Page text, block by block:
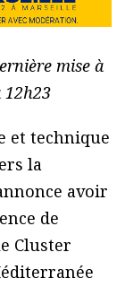
mise à
12h23
et technique
la
avoir
de
Cluster